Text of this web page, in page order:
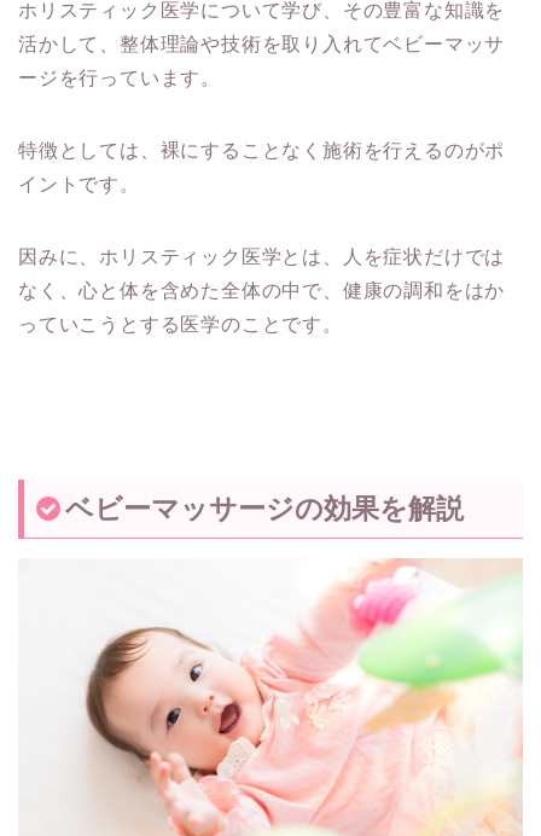
ホリスティック医学について学び、その豊富な知識を
活かして、整体理論や技術を取り入れてベビーマッサ
ージを行っています。
特徴としては、裸にすることなく施術を行えるのがポ
イントです。
因みに、ホリスティック医学とは、人を症状だけでは
なく、心と体を含めた全体の中で、健康の調和をはか
っていこうとする医学のことです。
ベビーマッサージの効果を解説